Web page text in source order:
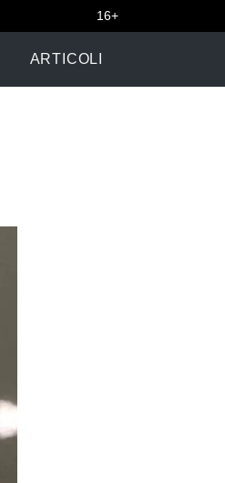
16+
ARTICOLI